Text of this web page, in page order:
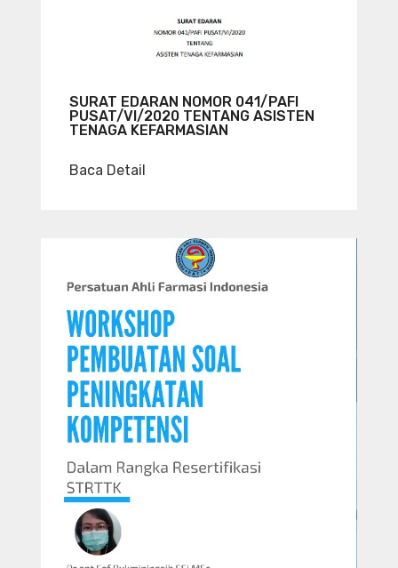
SURAT EDARAN NOMOR 041/PAFI
PUSAT/VI/2020 TENTANG ASISTEN
TENAGA KEFARMASIAN
Baca Detail